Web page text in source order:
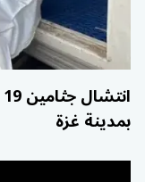
بمدينة غزة